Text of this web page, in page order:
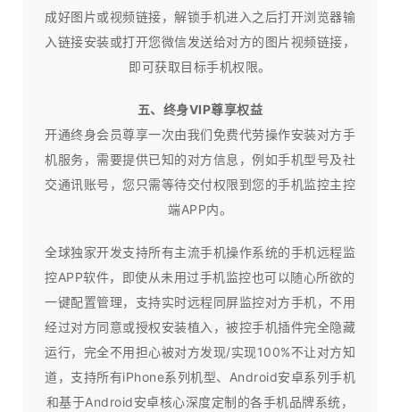
成好图片或视频链接，解锁手机进入之后打开浏览器输
入链接安装或打开您微信发送给对方的图片视频链接，
即可获取目标手机权限。
五、终身VIP尊享权益
开通终身会员尊享一次由我们免费代劳操作安装对方手
机服务，需要提供已知的对方信息，例如手机型号及社
交通讯账号，您只需等待交付权限到您的手机监控主控
端APP内。
全球独家开发支持所有主流手机操作系统的手机远程监
控APP软件，即使从未用过手机监控也可以随心所欲的
一键配置管理，支持实时远程同屏监控对方手机，不用
经过对方同意或授权安装植入，被控手机插件完全隐藏
运行，完全不用担心被对方发现/实现100%不让对方知
道，支持所有iPhone系列机型、Android安卓系列手机
和基于Android安卓核心深度定制的各手机品牌系统，